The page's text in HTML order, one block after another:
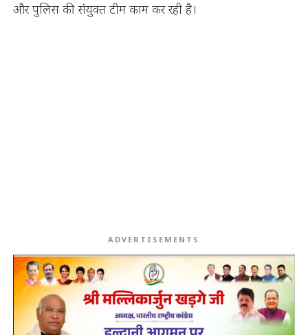
और पुलिस की संयुक्त टीम काम कर रही है।
ADVERTISEMENTS